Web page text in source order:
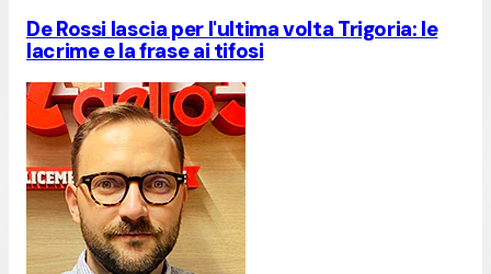
De Rossi lascia per l'ultima volta Trigoria: le
lacrime e la frase ai tifosi